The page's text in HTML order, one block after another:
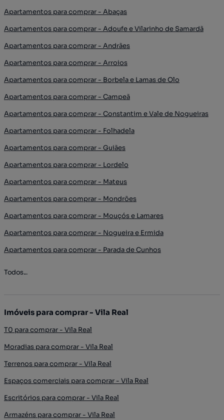
Apartamentos para comprar - Abaças
Apartamentos para comprar - Adoufe e Vilarinho de Samardã
Apartamentos para comprar - Andrães
Apartamentos para comprar - Arroios
Apartamentos para comprar - Borbela e Lamas de Olo
Apartamentos para comprar - Campeã
Apartamentos para comprar - Constantim e Vale de Nogueiras
Apartamentos para comprar - Folhadela
Apartamentos para comprar - Guiães
Apartamentos para comprar - Lordelo
Apartamentos para comprar - Mateus
Apartamentos para comprar - Mondrões
Apartamentos para comprar - Mouçós e Lamares
Apartamentos para comprar - Nogueira e Ermida
Apartamentos para comprar - Parada de Cunhos
Todos...
Imóveis para comprar - Vila Real
T0 para comprar - Vila Real
Moradias para comprar - Vila Real
Terrenos para comprar - Vila Real
Espaços comerciais para comprar - Vila Real
Escritórios para comprar - Vila Real
Armazéns para comprar - Vila Real